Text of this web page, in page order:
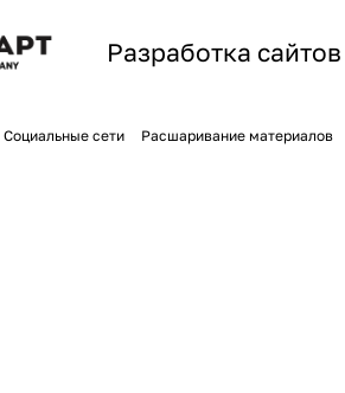
Разработка сайтов
Социальные сети Расшаривание материалов